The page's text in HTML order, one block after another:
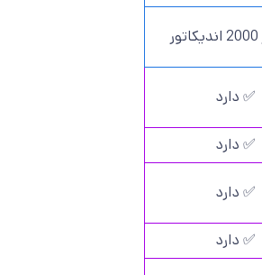
✅ دارد
✅ دارد
✅ دارد
✅ دارد